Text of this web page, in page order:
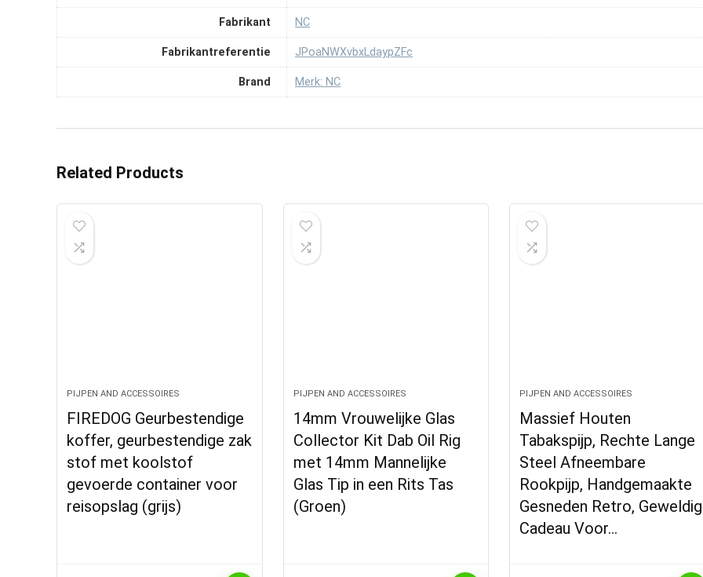
Fabrikant ‎NC
Fabrikantreferentie ‎JPoaNWXvbxLdaypZFc
Brand Merk: NC
Related Products
PIJPEN AND ACCESSOIRES
FIREDOG Geurbestendige
koffer, geurbestendige zak
stof met koolstof
gevoerde container voor
reisopslag (grijs)
PIJPEN AND ACCESSOIRES
14mm Vrouwelijke Glas
Collector Kit Dab Oil Rig
met 14mm Mannelijke
Glas Tip in een Rits Tas
(Groen)
PIJPEN AND ACCESSOIRES
Massief Houten
Tabakspijp, Rechte Lange
Steel Afneembare
Rookpijp, Handgemaakte
Gesneden Retro, Geweldig
Cadeau Voor…